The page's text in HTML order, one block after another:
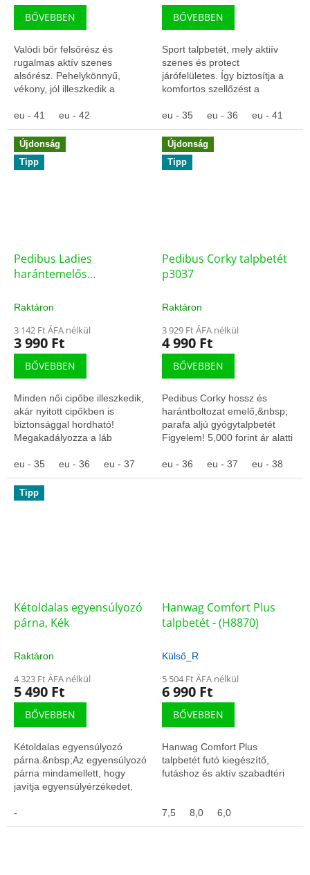
BŐVEBBEN
Valódi bőr felsőrész és
rugalmas aktív szenes
alsórész. Pehelykönnyű,
vékony, jól illeszkedik a
szénréteg semlegesíti a
szagokat.&nbsp;...
eu - 41 eu - 42
BŐVEBBEN
Sport talpbetét, mely aktiív
szenes és protect
járófelületes. Így biztosítja a
komfortos szellőzést a
harántboltozat mérsékelt
tartása közepette Figyelem!...
eu - 35 eu - 36 eu - 41
Újdonság
Tipp
Pedibus Ladies
harántemelős
Raktáron
3 142 Ft ÁFA nélkül
3 990 Ft
BŐVEBBEN
Minden női cipőbe illeszkedik,
akár nyitott cipőkben is
biztonsággal hordható!
Megakadályozza a láb
Figyelem! 5,000 forint ár alatti
termékeket csak...
eu - 35 eu - 36 eu - 37 eu - 38 eu - 39 eu - 40
Újdonság
Tipp
Pedibus Corky talpbetét
p3037
Raktáron
3 929 Ft ÁFA nélkül
4 990 Ft
BŐVEBBEN
Pedibus Corky hossz és
harántboltozat emelő,&nbsp;
parafa aljú gyógytalpbetét
Figyelem! 5,000 forint ár alatti
után szállítunk!
eu - 36 eu - 37 eu - 38
Tipp
Kétoldalas egyensúlyozó
párna, Kék
Raktáron
4 323 Ft ÁFA nélkül
5 490 Ft
BŐVEBBEN
Kétoldalas egyensúlyozó
párna.&nbsp;Az egyensúlyozó
párna mindamellett, hogy
javítja egyensúlyérzékedet,
hogy fejleszd vele kar- láb
és...
-
Hanwag Comfort Plus
talpbetét - (H8870)
Külső_R
5 504 Ft ÁFA nélkül
6 990 Ft
BŐVEBBEN
Hanwag Comfort Plus
talpbetét futó kiegészítő,
futáshoz és aktív szabadtéri
7,5 8,0 6,0